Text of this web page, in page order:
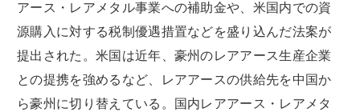
アース・レアメタル事業への補助金や、米国内での資
源購入に対する税制優遇措置などを盛り込んだ法案が
提出された。米国は近年、豪州のレアアース生産企業
との提携を強めるなど、レアアースの供給先を中国か
ら豪州に切り替えている。国内レアアース・レアメタ